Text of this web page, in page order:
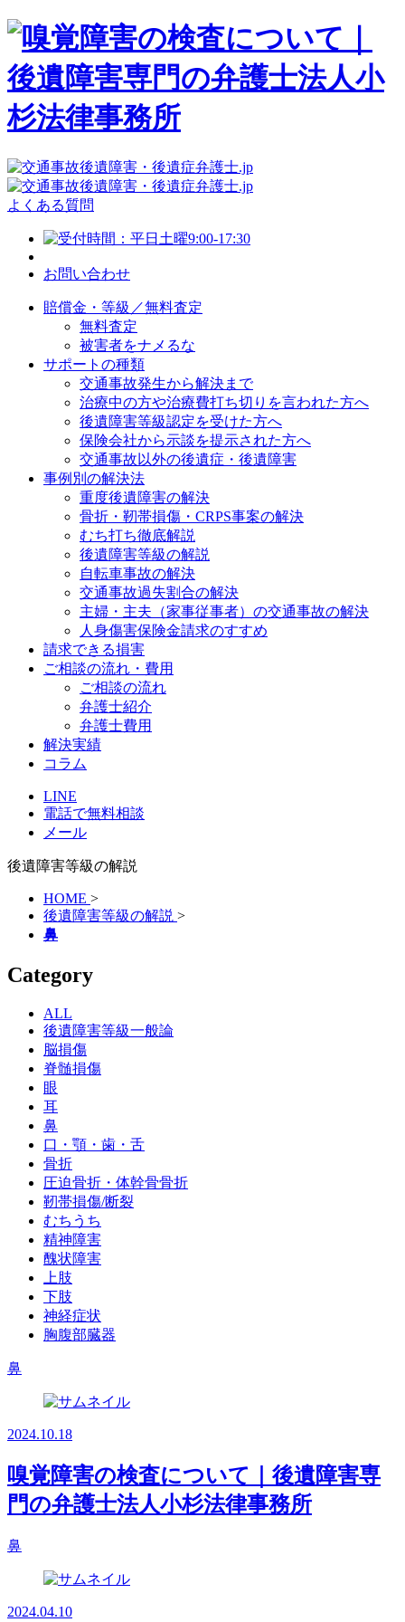
よくある質問
お問い合わせ
賠償金・等級／無料査定
無料査定
被害者をナメるな
サポートの種類
交通事故発生から解決まで
治療中の方や治療費打ち切りを言われた方へ
後遺障害等級認定を受けた方へ
保険会社から示談を提示された方へ
交通事故以外の後遺症・後遺障害
事例別の解決法
重度後遺障害の解決
骨折・靭帯損傷・CRPS事案の解決
むち打ち徹底解説
後遺障害等級の解説
自転車事故の解決
交通事故過失割合の解決
主婦・主夫（家事従事者）の交通事故の解決
人身傷害保険金請求のすすめ
請求できる損害
ご相談の流れ・費用
ご相談の流れ
弁護士紹介
弁護士費用
解決実績
コラム
LINE
電話で無料相談
メール
後遺障害等級の解説
HOME >
後遺障害等級の解説 >
鼻
Category
ALL
後遺障害等級一般論
脳損傷
脊髄損傷
眼
耳
鼻
口・顎・歯・舌
骨折
圧迫骨折・体幹骨骨折
靭帯損傷/断裂
むちうち
精神障害
醜状障害
上肢
下肢
神経症状
胸腹部臓器
鼻
2024.10.18
嗅覚障害の検査について｜後遺障害専
門の弁護士法人小杉法律事務所
鼻
2024.04.10